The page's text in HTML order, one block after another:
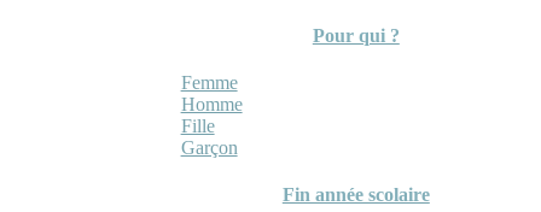
Pour qui ?
Femme
Homme
Fille
Garçon
Fin année scolaire